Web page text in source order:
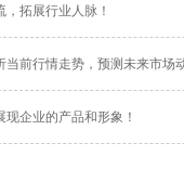
拓展行业人脉！
当前行情走势，预测未来市场
企业的产品和形象！